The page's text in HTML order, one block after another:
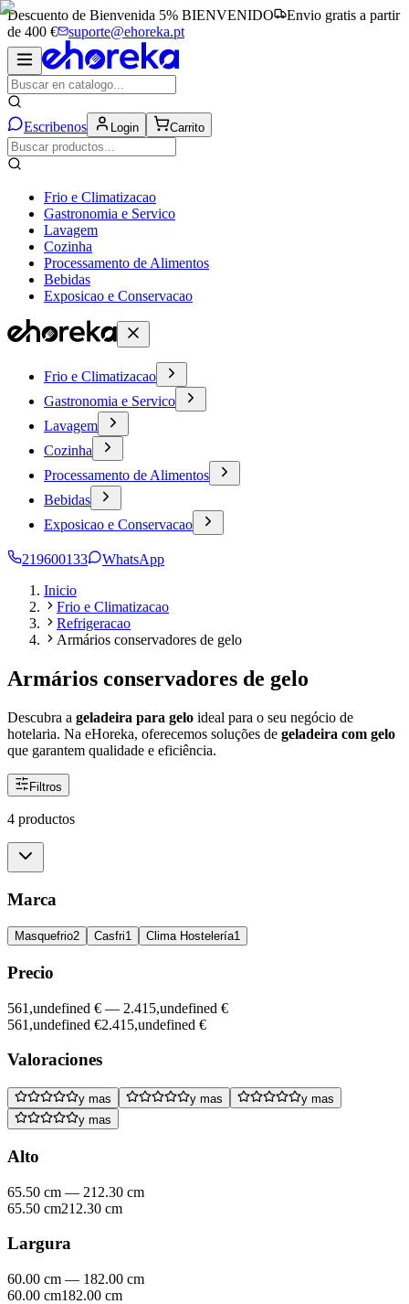
Descuento de Bienvenida 5% BIENVENIDO
Envio gratis a partir
de 400 €
suporte@ehoreka.pt
Escribenos Login Carrito
Frio e Climatizacao
Gastronomia e Servico
Lavagem
Cozinha
Processamento de Alimentos
Bebidas
Exposicao e Conservacao
Frio e Climatizacao
Gastronomia e Servico
Lavagem
Cozinha
Processamento de Alimentos
Bebidas
Exposicao e Conservacao
219600133
WhatsApp
Inicio
Frio e Climatizacao
Refrigeracao
Armários conservadores de gelo
Armários conservadores de gelo
Descubra a geladeira para gelo ideal para o seu negócio de
hotelaria. Na eHoreka, oferecemos soluções de geladeira com gelo
que garantem qualidade e eficiência.
Filtros
4 productos
Marca
Masquefrio2 Casfri1 Clima Hostelería1
Precio
561,undefined € — 2.415,undefined €
561,undefined €2.415,undefined €
Valoraciones
y mas y mas
y mas
y mas
Alto
65.50 cm — 212.30 cm
65.50 cm212.30 cm
Largura
60.00 cm — 182.00 cm
60.00 cm182.00 cm